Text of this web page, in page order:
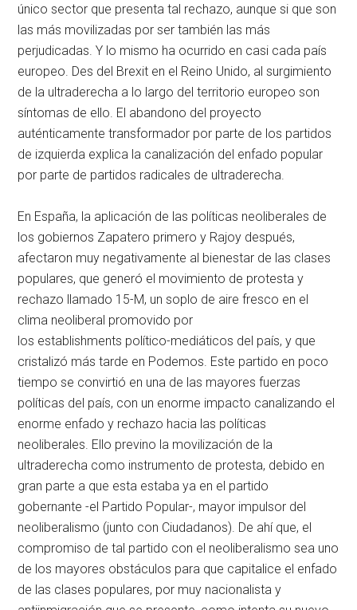
único sector que presenta tal rechazo, aunque si que son
las más movilizadas por ser también las más
perjudicadas. Y lo mismo ha ocurrido en casi cada país
europeo. Des del Brexit en el Reino Unido, al surgimiento
de la ultraderecha a lo largo del territorio europeo son
síntomas de ello. El abandono del proyecto
auténticamente transformador por parte de los partidos
de izquierda explica la canalización del enfado popular
por parte de partidos radicales de ultraderecha.
En España, la aplicación de las políticas neoliberales de
los gobiernos Zapatero primero y Rajoy después,
afectaron muy negativamente al bienestar de las clases
populares, que generó el movimiento de protesta y
rechazo llamado 15-M, un soplo de aire fresco en el
clima neoliberal promovido por
los establishments político-mediáticos del país, y que
cristalizó más tarde en Podemos. Este partido en poco
tiempo se convirtió en una de las mayores fuerzas
políticas del país, con un enorme impacto canalizando el
enorme enfado y rechazo hacia las políticas
neoliberales. Ello previno la movilización de la
ultraderecha como instrumento de protesta, debido en
gran parte a que esta estaba ya en el partido
gobernante -el Partido Popular-, mayor impulsor del
neoliberalismo (junto con Ciudadanos). De ahí que, el
compromiso de tal partido con el neoliberalismo sea uno
de los mayores obstáculos para que capitalice el enfado
de las clases populares, por muy nacionalista y